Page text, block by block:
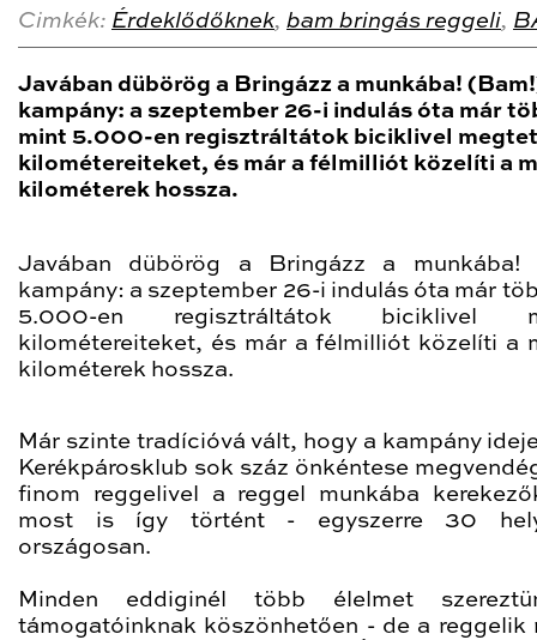
Cimkék: Érdeklődőknek, bam bringás reggeli,
Javában dübörög a Bringázz a munkába!
kampány: a szeptember 26-i indulás óta már
mint 5.000-en regisztráltátok biciklivel
kilométereiteket, és már a félmilliót közelíti a
kilométerek hossza.
Javában dübörög a Bringázz a munkába!
kampány: a szeptember 26-i indulás óta már
5.000-en regisztráltátok biciklivel
kilométereiteket, és már a félmilliót közelíti a
kilométerek hossza.
Már szinte tradícióvá vált, hogy a kampány
Kerékpárosklub sok száz önkéntese
finom reggelivel a reggel munkába
most is így történt - egyszerre 30
országosan.
Minden eddiginél több élelmet
támogatóinknak köszönhetően - de a reggelik